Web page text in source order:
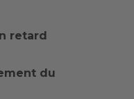
retard
du